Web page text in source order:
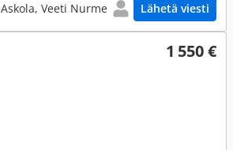
Askola, Veeti Nurme Lähetä viesti
1 550 €